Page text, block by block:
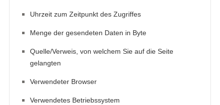
Uhrzeit zum Zeitpunkt des Zugriffes
Menge der gesendeten Daten in Byte
Quelle/Verweis, von welchem Sie auf die Seite
gelangten
Verwendeter Browser
Verwendetes Betriebssystem